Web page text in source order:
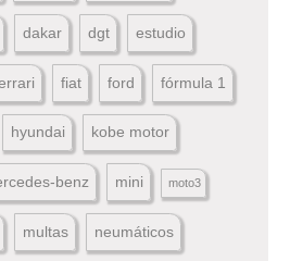
dakar dgt estudio
fiat ford fórmula 1
hyundai kobe motor
benz mini moto3
multas neumáticos